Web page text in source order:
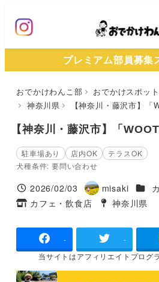
ン
プレミアム部員募集
おでかけわんこ部 おでかけスポット
神奈川県
【神奈川・藤沢市】「
【神奈川・藤沢市】「WOOT
駐車場あり 店内OK
テラスOK
犬種条件: 要問い合わせ
投稿日
2026/02/03
著
者
misaki 施設
タグ
カフェ・飲食店
タグ
神奈川県
- -
当サイトはアフィリエイトプログ